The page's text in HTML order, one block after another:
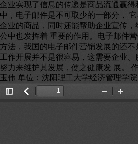
企业实现了信息的传递是商品流通赢得
中，电子邮件是不可取少的一部分，
企业的商品，同时还能帮助企业宣传
公中也发挥着 重要的作用。电子邮件
方法，我国的电子邮件营销发展的还不
工作开展并不是很容易，这需要企业、
努力来维护其发展，使之健康发 展。
玉伟 单位：沈阳理工大学经济管理学院
Toggle返
Zoom